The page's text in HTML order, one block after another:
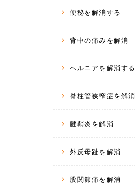
便秘を解消する
背中の痛みを解消
ヘルニアを解消する
脊柱管狭窄症を解消
腱鞘炎を解消
外反母趾を解消
股関節痛を解消